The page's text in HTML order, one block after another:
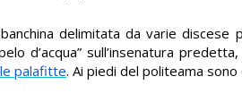
delimitata da varie
d’acqua” sull’insenatura
palafitte. Ai piedi del politeama